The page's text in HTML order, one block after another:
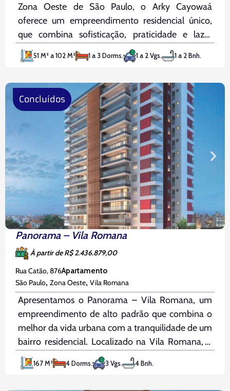
Zona Oeste de São Paulo, o Arky Cayowaá
oferece um empreendimento residencial único,
que combina sofisticação, praticidade e lazer
completo, tudo a apenas 100 metros da Avenida
Sumaré e da futura Estação de Metrô Perdizes
51 M² a 102 M² 1 a 3 Dorms. 1 a 2 Vgs. 1 a 2 Bnh.
Panorama – Vila Romana
À partir de R$ 2.436.879,00
Rua Catão, 876Apartamento
São Paulo, Zona Oeste, Vila Romana
Apresentamos o Panorama – Vila Romana, um
empreendimento de alto padrão que combina o
melhor da vida urbana com a tranquilidade de um
bairro residencial. Localizado na Vila Romana, o
empreendimento fica a poucos minutos do
Hospital Central Sorocabana, de padarias,
Concluídos
167 M² 4 Dorms. 3 Vgs. 4 Bnh.